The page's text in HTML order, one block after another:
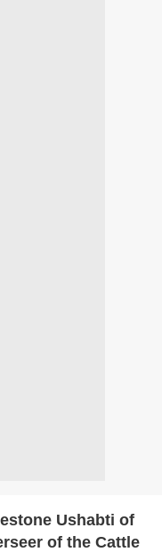
Ushabti of
of the Cattle